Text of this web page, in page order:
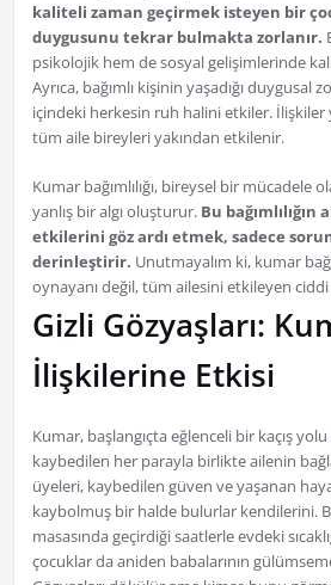
kaliteli zaman geçirmek isteyen bir
duygusunu tekrar bulmakta zorlanır.
psikolojik hem de sosyal gelişimlerinde
Ayrıca, bağımlı kişinin yaşadığı duygusal
içindeki herkesin ruh halini etkiler. İlişkiler
tüm aile bireyleri yakından etkilenir.
Kumar bağımlılığı, bireysel bir mücadele
yanlış bir algı oluşturur. Bu bağımlılığın
etkilerini göz ardı etmek, sadece
derinleştirir. Unutmayalım ki, kumar
oynayanı değil, tüm ailesini etkileyen
Gizli Gözyaşları:
İlişkilerine Etkisi
Kumar, başlangıçta eğlenceli bir kaçış
kaybedilen her parayla birlikte ailenin
üyeleri, kaybedilen güven ve yaşanan hayal
kaybolmuş bir halde bulurlar kendilerini.
masasında geçirdiği saatlerle evdeki
çocuklar da aniden babalarının